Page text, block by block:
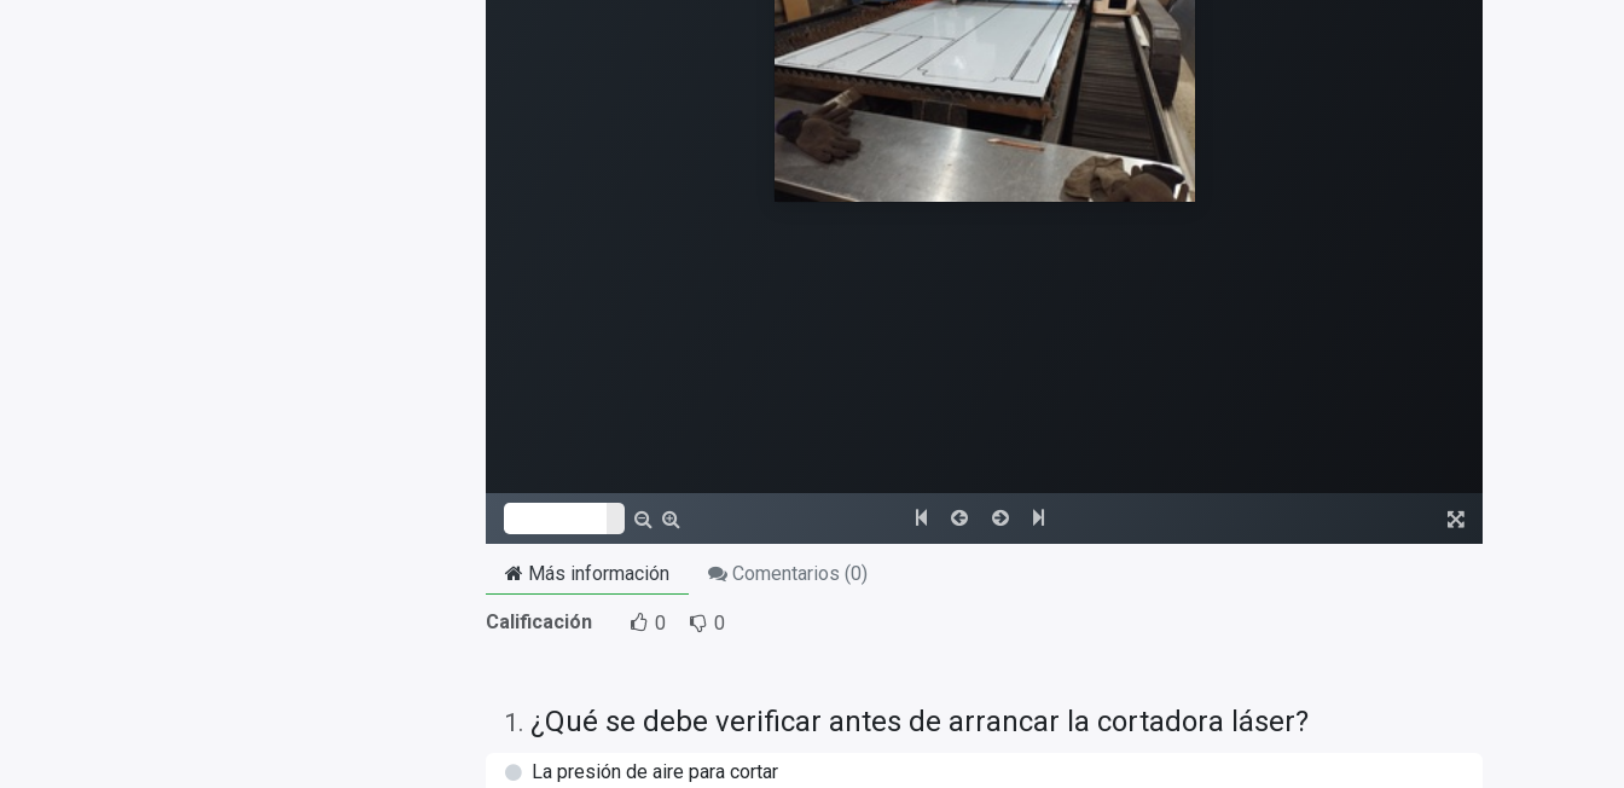
Más información Comentarios (0)
Calificación 0 0
1 . ¿Qué se debe verificar antes de arrancar la cortadora láser?
La presión de aire para cortar